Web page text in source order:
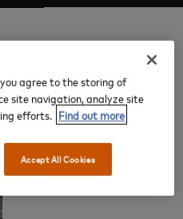
you agree to the storing of
site navigation, analyze site
efforts. Find out more
Accept All Cookies